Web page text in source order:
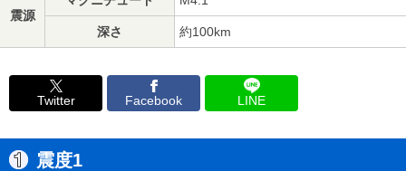
震源
深さ 約100km
Twitter Facebook LINE
震度1